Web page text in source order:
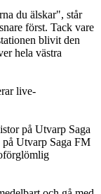
du älskar", står
först. Tack vare
blivit den
hela västra
live-
på Utvarp Saga
Utvarp Saga FM